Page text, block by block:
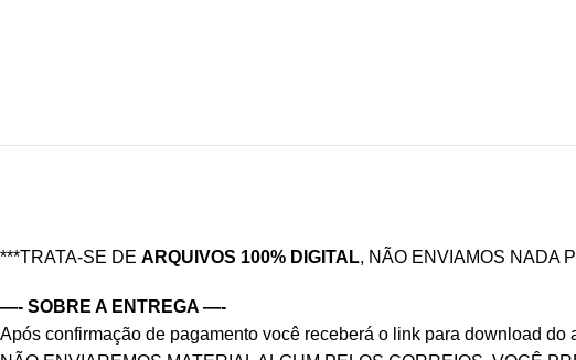
***TRATA-SE DE ARQUIVOS 100% DIGITAL, NÃO ENVIAMOS NADA
—- SOBRE A ENTREGA —-
Após confirmação de pagamento você receberá o link para download